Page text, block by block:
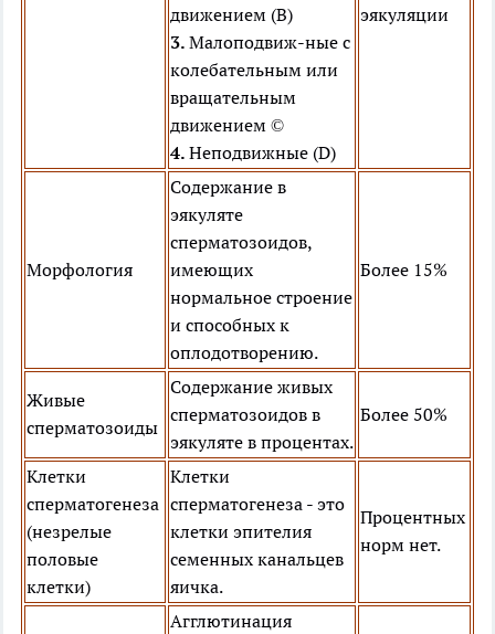
движением (B)
3. Малоподвиж-ные с
колебательным или
вращательным
движением ©
4. Неподвижные (D)
эякуляции
Морфология
Содержание в
эякуляте
сперматозоидов,
имеющих
нормальное строение
и способных к
оплодотворению.
Более 15%
Живые
сперматозоиды
Содержание живых
сперматозоидов в
эякуляте в процентах.
Более 50%
Клетки
сперматогенеза
(незрелые
половые
клетки)
Клетки
сперматогенеза - это
клетки эпителия
семенных канальцев
яичка.
Процентных
норм нет.
Агглютинация